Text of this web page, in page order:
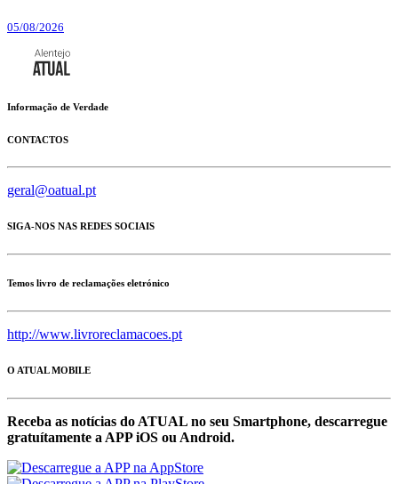
05/08/2026
Informação de Verdade
CONTACTOS
geral@oatual.pt
SIGA-NOS NAS REDES SOCIAIS
Temos livro de reclamações eletrónico
http://www.livroreclamacoes.pt
O ATUAL MOBILE
Receba as notícias do ATUAL no seu Smartphone, descarregue
gratuítamente a APP iOS ou Android.